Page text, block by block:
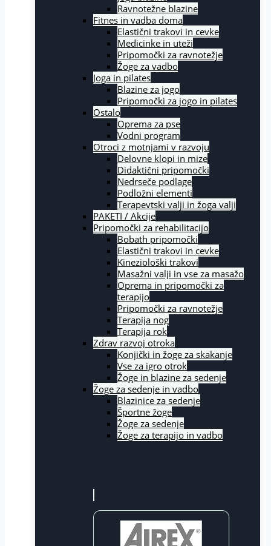
Ravnotežne blazine
Fitnes in vadba doma
Elastični trakovi in cevke
Medicinke in uteži
Pripomočki za ravnotežje
Žoge za vadbo
Joga in pilates
Blazine za jogo
Pripomočki za jogo in pilates
Ostalo
Oprema za pse
Vodni program
Otroci z motnjami v razvoju
Delovne klopi in mize
Didaktični pripomočki
Nedrseče podlage
Podložni elementi
Terapevtski valji in žoga valji
PAKETI / Akcije
Pripomočki za rehabilitacijo
Bobath pripomočki
Elastični trakovi in cevke
Kineziološki trakovi
Masažni valji in vse za masažo
Oprema in pripomočki za
terapijo
Pripomočki za ravnotežje
Terapija nog
Terapija rok
Zdrav razvoj otroka
Konjički in žoge za skakanje
Vse za igro otrok
Žoge in blazine za sedenje
Žoge za sedenje in vadbo
Blazinice za sedenje
Športne žoge
Žoge za sedenje
Žoge za terapijo in vadbo